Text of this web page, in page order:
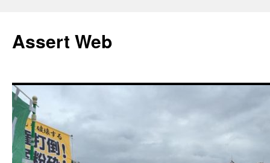
テ
ン
ス
キ
ッ
プ
Assert Web